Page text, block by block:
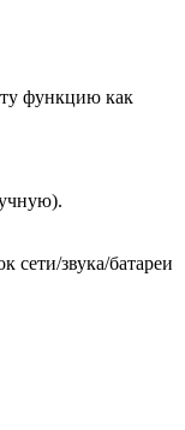
функцию как
звука/батареи